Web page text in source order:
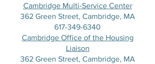
Cambridge Multi-Service Center
362 Green Street, Cambridge, MA
617-349-6340
Cambridge Office of the Housing
Liaison
362 Green Street, Cambridge, MA